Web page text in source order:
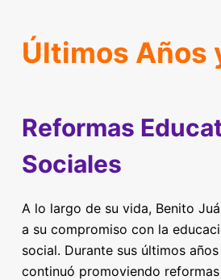
Últimos Años
Reformas
Sociales
A lo largo de su vida, Benito
a su compromiso con la
social. Durante sus últimos
continuó promoviendo